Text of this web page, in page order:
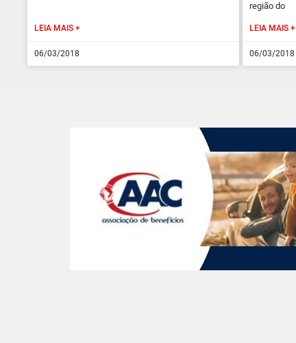
LEIA MAIS +
06/03/2018
região do
LEIA MAIS +
06/03/2018